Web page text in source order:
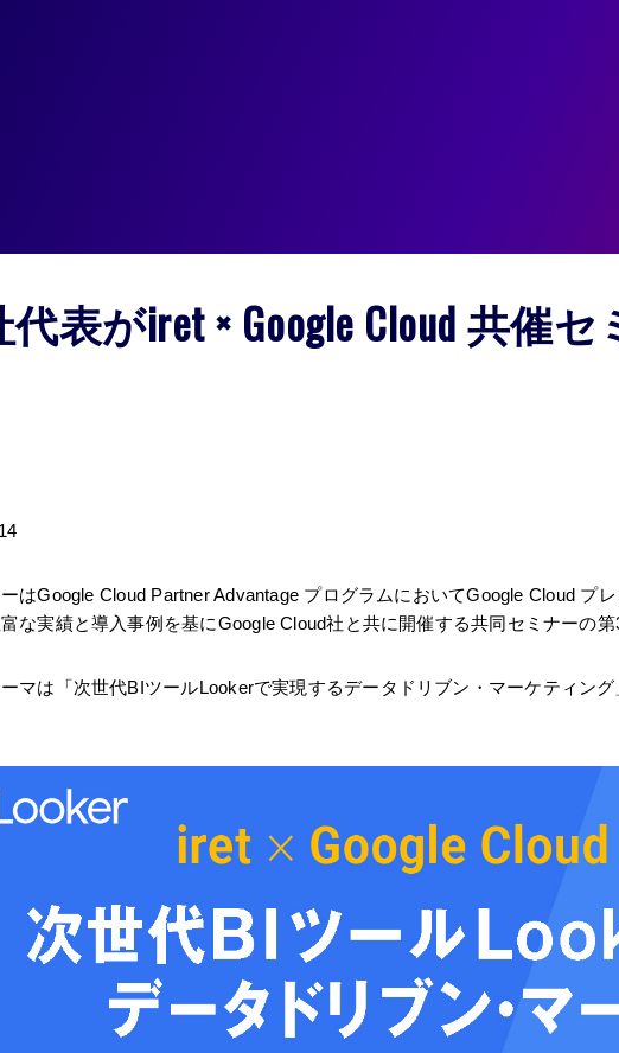
表がiret × Google Cloud 共催
はGoogle Cloud Partner Advantage プログラムにおいてGoogle Cloud プ
な実績と導入事例を基にGoogle Cloud社と共に開催する共同セミナーの第
マは 「次世代BIツールLookerで実現するデータドリブン・マーケティング